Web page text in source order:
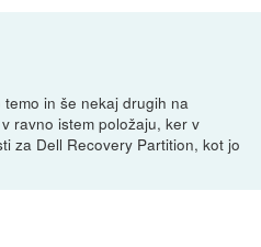
in še nekaj drugih na
ravno istem položaju, ker v
za Dell Recovery Partition, kot jo